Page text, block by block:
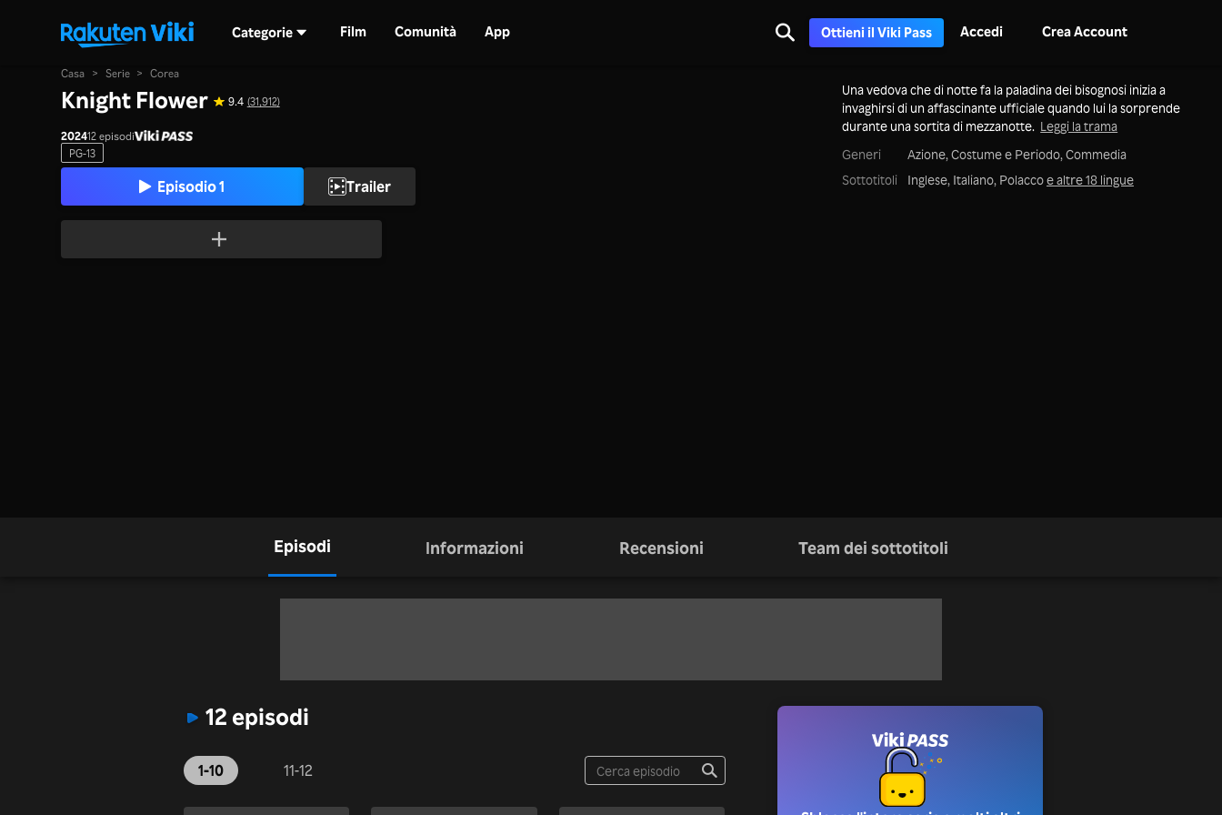
Categorie Film Comunità App Ottieni il Viki Pass Accedi Crea Account
Casa > Serie > Corea
Knight Flower 9.4 (31,912)
202412 episodi
PG-13
Episodio 1 Trailer
Una vedova che di notte fa la paladina dei bisognosi inizia a
invaghirsi di un affascinante ufficiale quando lui la sorprende
durante una sortita di mezzanotte. Leggi la trama
Generi
Azione, Costume e Periodo, Commedia
Sottotitoli
Inglese, Italiano, Polaccoe altre 18 lingue
Episodi Informazioni Recensioni Team dei sottotitoli
12 episodi
1-10 11-12